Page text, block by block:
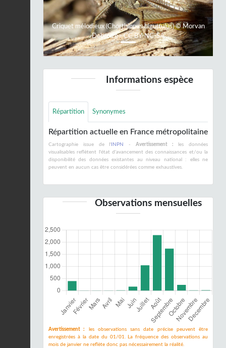
Criquet mélodieux (Chorthippus biguttulus) © Morvan
Debroize - CC BY-NC-SA
Informations espèce
Répartition Synonymes
Répartition actuelle en France métropolitaine
Cartographie issue de l' INPN - Avertissement : les données
visualisables reflètent l'état d'avancement des connaissances et/ou la
disponibilité des données existantes au niveau national : elles ne
peuvent en aucun cas être considérées comme exhaustives.
Observations mensuelles
Avertissement :
les observations sans date précise peuvent être
enregistrées à la date du 01/01. La fréquence des observations au
mois de janvier ne reflète donc pas nécessairement la réalité.